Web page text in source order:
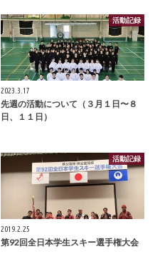
活動記録
2023.3.17
先週の活動について（３月１日〜８
日、１１日）
活動記録
2019.2.25
第92回全日本学生スキー選手権大会